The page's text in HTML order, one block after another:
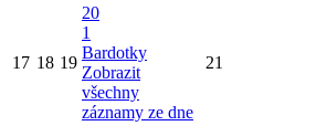
17 18 19
20
1
Bardotky
Zobrazit
všechny
záznamy ze dne
21